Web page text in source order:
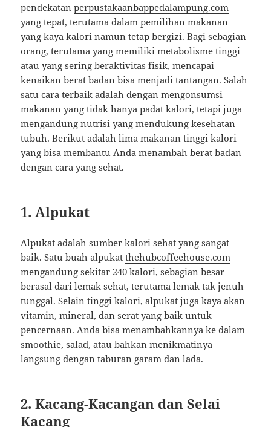
pendekatanperpustakaanbappedalampung.com
yang tepat, terutama dalam pemilihan makanan
yang kaya kalori namun tetap bergizi. Bagi sebagian
orang, terutama yang memiliki metabolisme tinggi
atau yang sering beraktivitas fisik, mencapai
kenaikan berat badan bisa menjadi tantangan. Salah
satu cara terbaik adalah dengan mengonsumsi
makanan yang tidak hanya padat kalori, tetapi juga
mengandung nutrisi yang mendukung kesehatan
tubuh. Berikut adalah lima makanan tinggi kalori
yang bisa membantu Anda menambah berat badan
dengan cara yang sehat.
1.Alpukat
Alpukat adalah sumber kalori sehat yang sangat
baik. Satu buah alpukatthehubcoffeehouse.com
mengandung sekitar 240 kalori, sebagian besar
berasal dari lemak sehat, terutama lemak tak jenuh
tunggal. Selain tinggi kalori, alpukat juga kaya akan
vitamin, mineral, dan serat yang baik untuk
pencernaan. Anda bisa menambahkannya ke dalam
smoothie, salad, atau bahkan menikmatinya
langsung dengan taburan garam dan lada.
2.Kacang-Kacangan dan Selai
Kacang